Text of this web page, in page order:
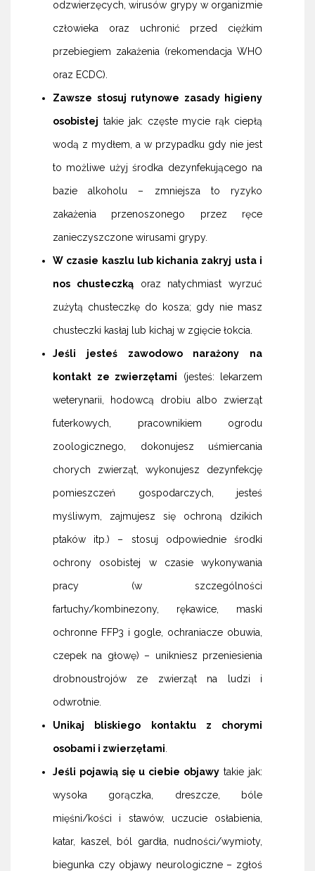
odzwierzęcych, wirusów grypy w organizmie
człowieka oraz uchronić przed ciężkim
przebiegiem zakażenia (rekomendacja WHO
oraz ECDC).
Zawsze stosuj rutynowe zasady higieny
osobistej takie jak: częste mycie rąk ciepłą
wodą z mydłem, a w przypadku gdy nie jest
to możliwe użyj środka dezynfekującego na
bazie alkoholu – zmniejsza to ryzyko
zakażenia przenoszonego przez ręce
zanieczyszczone wirusami grypy.
W czasie kaszlu lub kichania zakryj usta i
nos chusteczkąoraz natychmiast wyrzuć
zużytą chusteczkę do kosza; gdy nie masz
chusteczki kasłaj lub kichaj w zgięcie łokcia.
Jeśli jesteś zawodowo narażony na
kontakt ze zwierzętami (jesteś: lekarzem
weterynarii, hodowcą drobiu albo zwierząt
futerkowych, pracownikiem ogrodu
zoologicznego, dokonujesz uśmiercania
chorych zwierząt, wykonujesz dezynfekcję
pomieszczeń gospodarczych, jesteś
myśliwym, zajmujesz się ochroną dzikich
ptaków itp.) – stosuj odpowiednie środki
ochrony osobistej w czasie wykonywania
pracy (w szczególności
fartuchy/kombinezony, rękawice, maski
ochronne FFP3 i gogle, ochraniacze obuwia,
czepek na głowę) – unikniesz przeniesienia
drobnoustrojów ze zwierząt na ludzi i
odwrotnie.
Unikaj bliskiego kontaktu z chorymi
osobami i zwierzętami
Jeśli pojawią się u ciebie objawy takie jak:
wysoka gorączka, dreszcze, bóle
mięśni/kości i stawów, uczucie osłabienia,
katar, kaszel, ból gardła, nudności/wymioty,
biegunka czy objawy neurologiczne – zgłoś